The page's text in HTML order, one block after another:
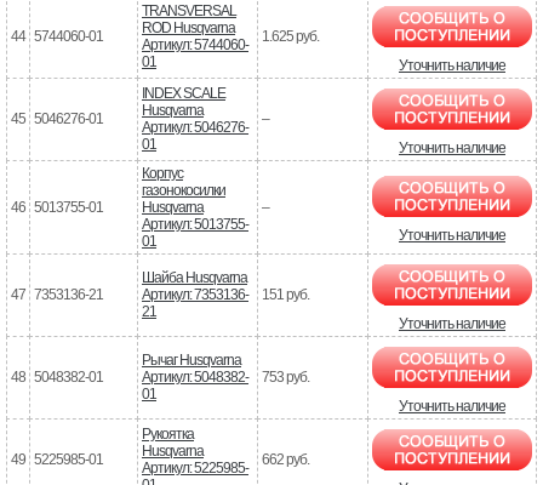
44 5744060-01
TRANSVERSAL
ROD Husqvarna
Артикул: 5744060-
01
1.625 руб.
Уточнить наличие
45 5046276-01
INDEX SCALE
Husqvarna
Артикул: 5046276-
01
–
Уточнить наличие
46 5013755-01
Корпус
газонокосилки
Husqvarna
Артикул: 5013755-
01
–
Уточнить наличие
47 7353136-21
Шайба Husqvarna
Артикул: 7353136-
21
151 руб.
Уточнить наличие
48 5048382-01
Рычаг Husqvarna
Артикул: 5048382-
01
753 руб.
Уточнить наличие
49 5225985-01
Рукоятка
Husqvarna
Артикул: 5225985-
662 руб.